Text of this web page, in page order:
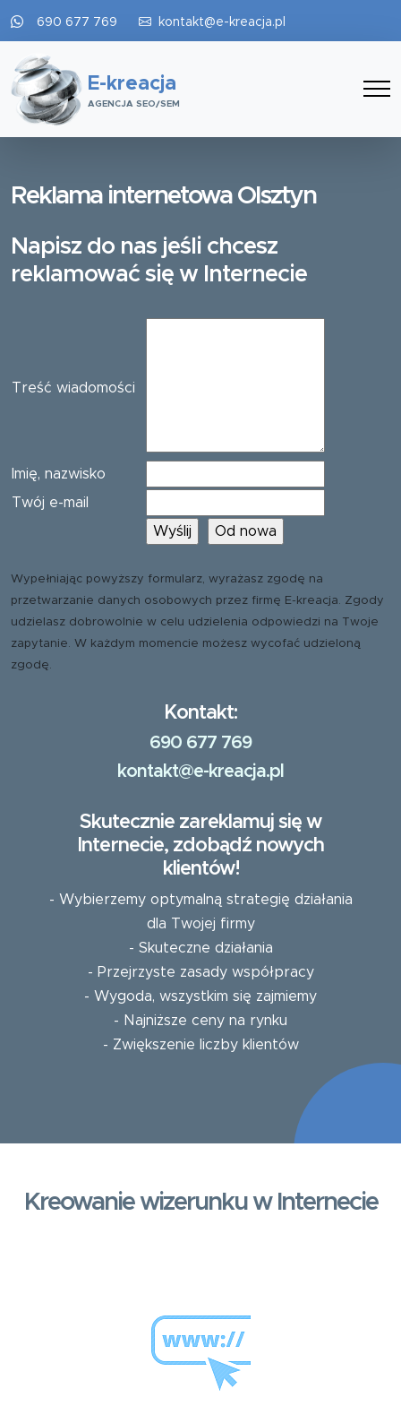
690 677 769 kontakt@e-kreacja.pl
E-kreacja
AGENCJA SEO/SEM
Reklama internetowa Olsztyn
Napisz do nas jeśli chcesz
reklamować się w Internecie
Treść wiadomości
Imię, nazwisko
Twój e-mail
Wypełniając powyższy formularz, wyrażasz zgodę na
przetwarzanie danych osobowych przez firmę E-kreacja. Zgody
udzielasz dobrowolnie w celu udzielenia odpowiedzi na Twoje
zapytanie. W każdym momencie możesz wycofać udzieloną
zgodę.
Kontakt:
690 677 769
kontakt@e-kreacja.pl
Skutecznie zareklamuj się w
Internecie, zdobądź nowych
klientów!
- Wybierzemy optymalną strategię działania
dla Twojej firmy
- Skuteczne działania
- Przejrzyste zasady współpracy
- Wygoda, wszystkim się zajmiemy
- Najniższe ceny na rynku
- Zwiększenie liczby klientów
Kreowanie wizerunku w Internecie